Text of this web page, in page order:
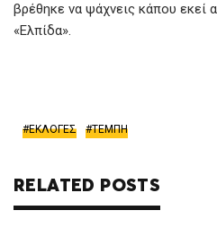
βρέθηκε να ψάχνεις κάπου εκεί
«Ελπίδα».
ΕΚΛΟΓΕΣ ΤΕΜΠΗ
RELATED POSTS